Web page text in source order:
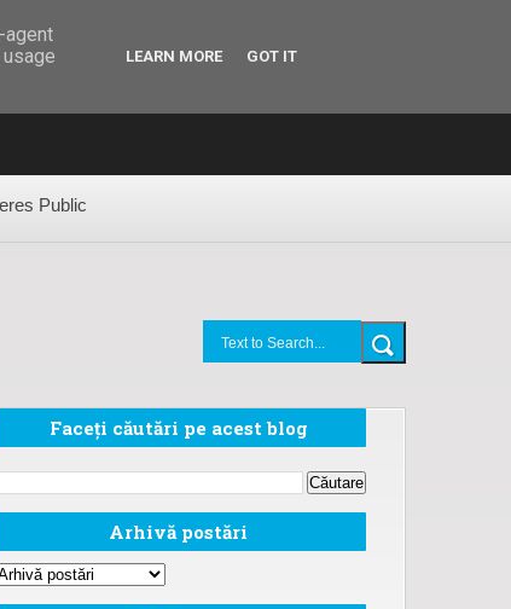
Public
Faceți căutări pe acest blog
Arhivă postări
agent
LEARN MORE GOT IT